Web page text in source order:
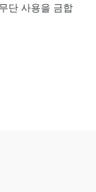
단 사용을 금합